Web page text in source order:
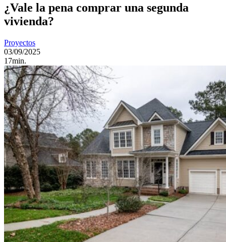
¿Vale la pena comprar una segunda
vivienda?
Proyectos
03/09/2025
17min.